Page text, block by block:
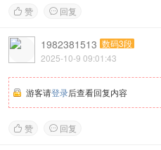
 赞  回复
1982381513 数码3段
2025-10-9 09:01:43
游客请登录后查看回复内容
 赞  回复